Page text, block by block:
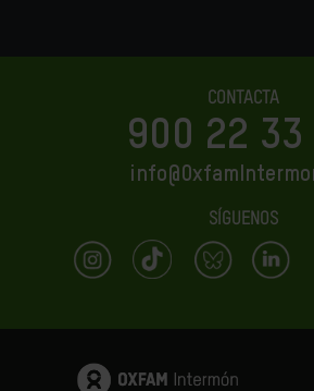
CONTACTA
900 22 33
SÍGUENOS